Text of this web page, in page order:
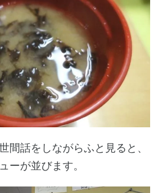
間話をしながらふと見ると、
ーが並びます。